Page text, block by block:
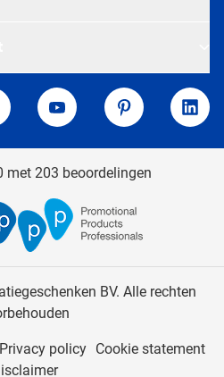
YouTube Pinterest
is 86
met 203 beoordelingen
BV. Alle rechten
Privacy policy Cookie statement